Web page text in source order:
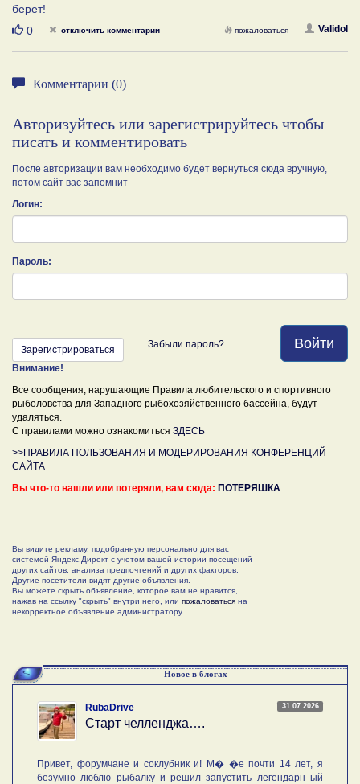
берет!
Нравится
0 отключить комментарии Validol
пожаловаться
Комментарии (0)
Авторизуйтесь или зарегистрируйтесь чтобы
писать и комментировать
После авторизации вам необходимо будет вернуться сюда вручную,
потом сайт вас запомнит
Логин:
Пароль:
Войти
Зарегистрироваться Забыли пароль?
Внимание!
Все сообщения, нарушающие Правила любительского и спортивного
рыболовства для Западного рыбохозяйственного бассейна, будут
удаляться.
С правилами можно ознакомиться ЗДЕСЬ
>>ПРАВИЛА ПОЛЬЗОВАНИЯ И МОДЕРИРОВАНИЯ КОНФЕРЕНЦИЙ
САЙТА
Вы что-то нашли или потеряли, вам сюда: ПОТЕРЯШКА
Вы видите рекламу, подобранную персонально для вас
системой Яндекс.Директ с учетом вашей истории посещений
других сайтов, анализа предпочтений и других факторов.
Другие посетители видят другие объявления.
Вы можете скрыть объявление, которое вам не нравится,
нажав на ссылку "скрыть" внутри него, или пожаловаться на
некорректное объявление администратору.
Новое в блогах
31.07.2026
RubaDrive
Старт челленджа….
Привет, форумчане и соклубник и! М� �е почти 14 лет, я
безумно люблю рыбалку и решил запустить легендарн ый